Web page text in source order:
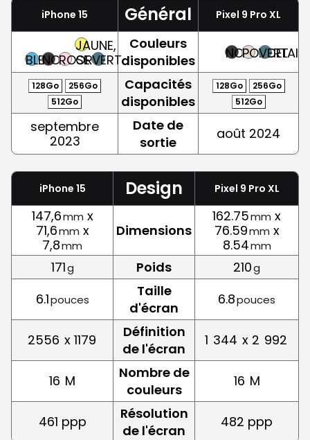
iPhone 15 Général Pixel 9 Pro XL
BLEUNOIRROSE
JAUNE,
ORVERT
Couleurs
disponibles
NOIR VERT
128Go
256Go
512Go
Capacités
disponibles
128Go
256Go
512Go
septembre
2023
Date de
sortie
août 2024
iPhone 15 Design Pixel 9 Pro XL
147,6mm x
71,6mm x
7,8mm
Dimensions
162.75mm x
76.59mm x
8.54mm
171g Poids 210g
6.1pouces
Taille
d'écran
6.8pouces
2556 x 1179
Définition
de l'écran
1 344 x 2 992
16 M
Nombre de
couleurs
16 M
461 ppp
Résolution
de l'écran
482 ppp